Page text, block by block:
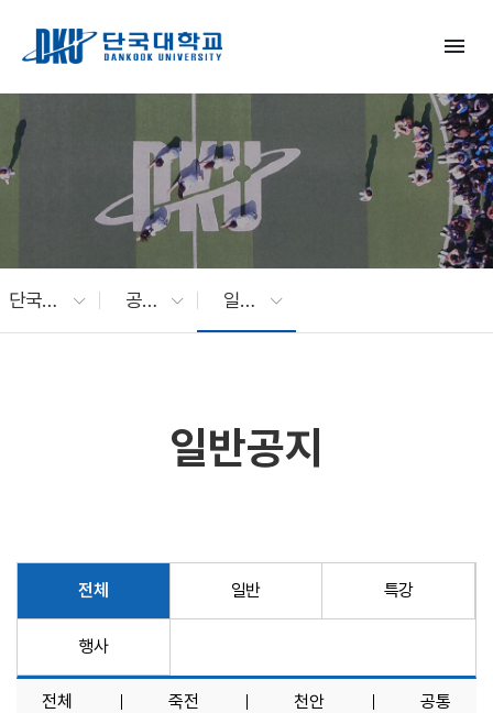
menu
단국대 소식 공지사항 일반공지
일반공지
전체 일반 특강
행사
전체 죽전 천안 공통